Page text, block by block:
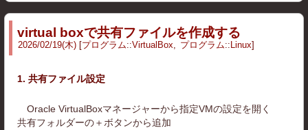
virtual boxで共有ファイルを作成する
2026/02/19(木) プログラム::VirtualBox プログラム:: Linux
1. 共有ファイル設定
Oracle VirtualBoxマネージャーから指定VMの設定を開く
共有フォルダーの＋ボタンから追加